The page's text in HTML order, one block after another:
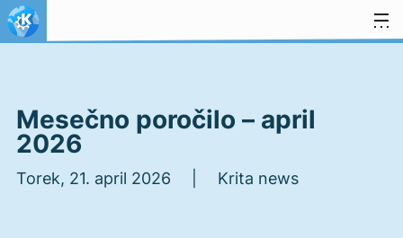
Preskoči na vsebino
Mesečno poročilo – april
2026
Torek, 21. april 2026 | Krita news